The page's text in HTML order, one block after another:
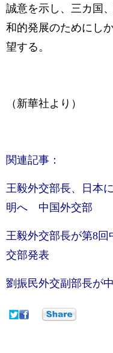
誠意を示し、三カ国
和的発展のためにし
望する。
（新華社より）
関連記事：
王毅外交部長、日本
明へ 中国外交部
王毅外交部長が第8
交部発表
劉振民外交副部長が